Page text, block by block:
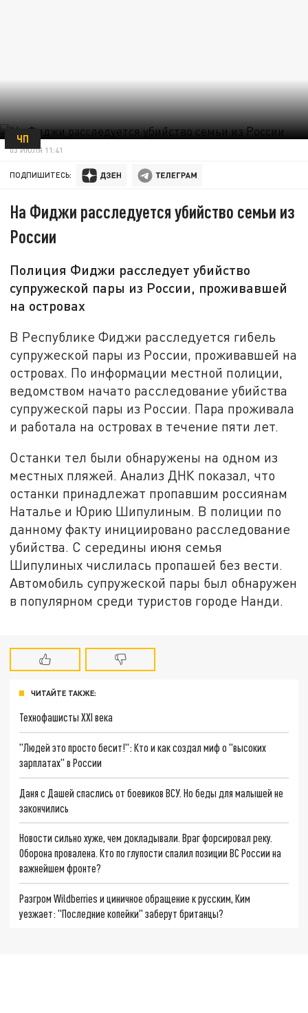
ЧП
03 ИЮЛЯ 11:41
ПОДПИШИТЕСЬ:
На Фиджи расследуется убийство семьи из
России
Полиция Фиджи расследует убийство
супружеской пары из России, проживавшей
на островах
В Республике Фиджи расследуется гибель
супружеской пары из России, проживавшей на
островах. По информации местной полиции,
ведомством начато расследование убийства
супружеской пары из России. Пара проживала
и работала на островах в течение пяти лет.
Останки тел были обнаружены на одном из
местных пляжей. Анализ ДНК показал, что
останки принадлежат пропавшим россиянам
Наталье и Юрию Шипулиным. В полиции по
данному факту инициировано расследование
убийства. С середины июня семья
Шипулиных числилась пропашей без вести.
Автомобиль супружеской пары был обнаружен
в популярном среди туристов городе Нанди.
ЧИТАЙТЕ ТАКЖЕ:
Технофашисты XXI века
"Людей это просто бесит!": Кто и как создал миф о "высоких
зарплатах" в России
Даня с Дашей спаслись от боевиков ВСУ. Но беды для малышей не
закончились
Новости сильно хуже, чем докладывали. Враг форсировал реку.
Оборона провалена. Кто по глупости спалил позиции ВС России на
важнейшем фронте?
Разгром Wildberries и циничное обращение к русским, Ким
уезжает: "Последние копейки" заберут британцы?